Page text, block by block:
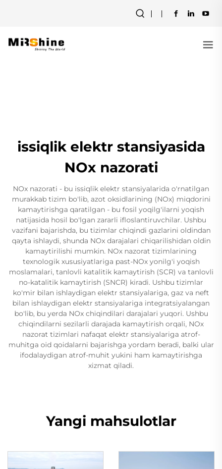
issiqlik elektr stansiyasida
NOx nazorati
NOx nazorati - bu issiqlik elektr stansiyalarida o'rnatilgan
murakkab tizim bo'lib, azot oksidlarining (NOx) miqdorini
kamaytirishga qaratilgan - bu fosil yoqilg'ilarni yoqish
natijasida hosil bo'lgan zararli ifloslantiruvchilar. Ushbu
vazifani bajarishda, bu tizimlar chiqindi gazlarini oldindan
qayta ishlaydi, shunda NOx darajalari chiqarilishidan oldin
kamaytirilishi mumkin. NOx nazorat tizimlarining
texnologik xususiyatlariga past-NOx yonilg'i yoqish
moslamalari, tanlovli katalitik kamaytirish (SCR) va tanlovli
no-katalitik kamaytirish (SNCR) kiradi. Ushbu tizimlar
ko'mir bilan ishlaydigan elektr stansiyalariga, gaz va neft
bilan ishlaydigan elektr stansiyalariga integratsiyalangan
bo'lib, bu yerda NOx chiqindilari darajalari yuqori. Ushbu
chiqindilarni sezilarli darajada kamaytirish orqali, NOx
nazorat tizimlari nafaqat elektr stansiyalariga atrof-
muhitga oid qoidalarni bajarishga yordam beradi, balki ular
ifodalaydigan atrof-muhit yukini ham kamaytirishga
xizmat qiladi.
Yangi mahsulotlar